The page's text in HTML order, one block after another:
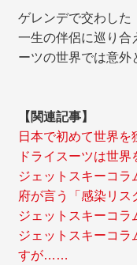
ゲレンデで交わした
一生の伴侶に巡り合
ーツの世界では意外
【関連記事】
日本で初めて世界
ドライスーツは世界
ジェットスキーコ
府が言う「感染リス
ジェットスキーコ
ジェットスキーコ
すが……